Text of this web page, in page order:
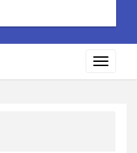
Toggle